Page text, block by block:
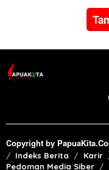
Copyright by
Indeks Berita Karir
Pedoman Media Siber